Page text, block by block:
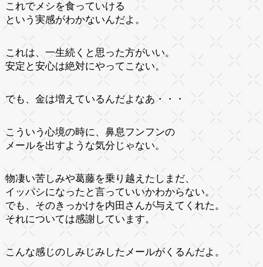
これでメシを食っていける
という実感がわかないんだよ。
これは、一生続くと思った方がいい。
安定と安心は絶対にやってこない。
でも、金は増えているんだよなあ・・・
こういう心境の時に、鼻息フンフンの
メールを出すような気分じゃない。
物凄い苦しみや葛藤を乗り越えたしまだ、
イッパシになったと言っていいかわからない。
でも、そのきっかけを内田さんが与えてくれた。
それについては感謝しています。
こんな感じのしみじみしたメールがくるんだよ。